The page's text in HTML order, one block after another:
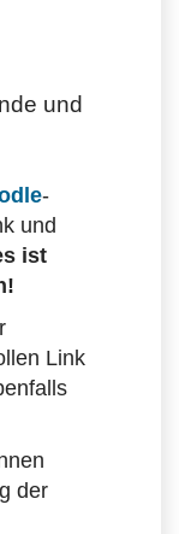
und
-
und
ist
Link
der